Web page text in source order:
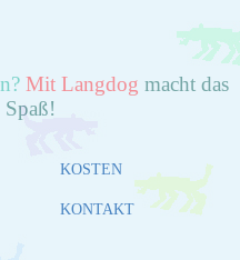
Mit Langdog macht das
KOSTEN
KONTAKT